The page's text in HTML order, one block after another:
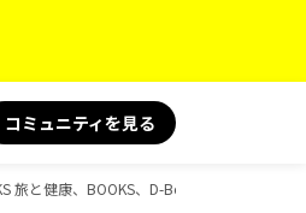
コミュニティを見る
旅と健康、BOOKS、D-Booksのガイドブッ